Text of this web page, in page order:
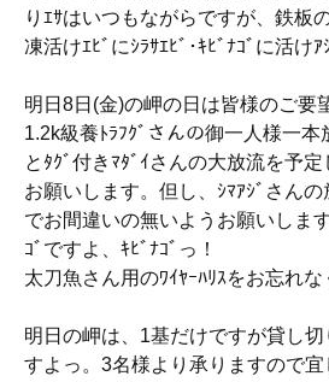
りｴｻはいつもながらですが、鉄板
凍活けｴﾋﾞにｼﾗｻｴﾋﾞ･ｷﾋﾞﾅｺﾞに活けｱ
明日8日(金)の岬の日は皆様のご要
1.2k級養ﾄﾗﾌｸﾞさんの御一人様一
とﾀｸﾞ付きﾏﾀﾞｲさんの大放流を予
お願いします。但し、ｼﾏｱｼﾞさん
でお間違いの無いようお願いしま
ｺﾞですよ、ｷﾋﾞﾅｺﾞっ！
太刀魚さん用のﾜｲﾔｰﾊﾘｽをお忘れな
明日の岬は、1基だけですが貸し切
すよっ。3名様より承りますので宜